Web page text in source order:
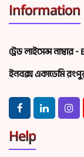
Information
ট্রেড লাইসেন্স
ইনবক্স একাডেমি
Help